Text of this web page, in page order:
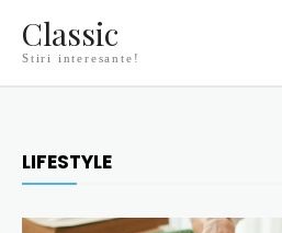
Classic
Stiri interesante!
LIFESTYLE